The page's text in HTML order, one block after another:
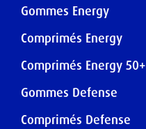
Gommes Energy
Comprimés Energy
Comprimés Energy 50+
Gommes Defense
Comprimés Defense